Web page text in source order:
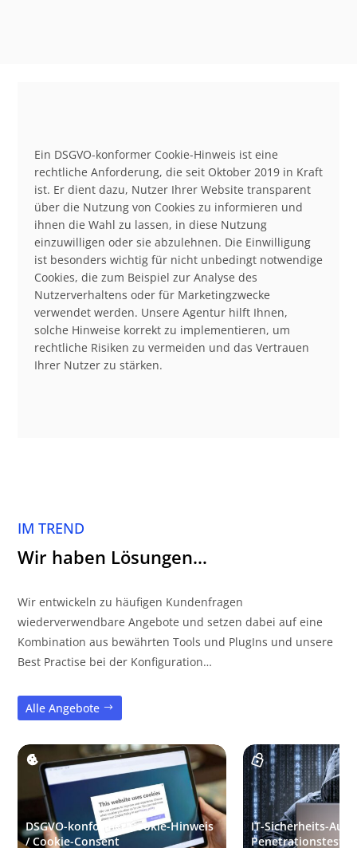
Ein DSGVO-konformer Cookie-Hinweis ist eine
rechtliche Anforderung, die seit Oktober 2019 in Kraft
ist. Er dient dazu, Nutzer Ihrer Website transparent
über die Nutzung von Cookies zu informieren und
ihnen die Wahl zu lassen, in diese Nutzung
einzuwilligen oder sie abzulehnen. Die Einwilligung
ist besonders wichtig für nicht unbedingt notwendige
Cookies, die zum Beispiel zur Analyse des
Nutzerverhaltens oder für Marketingzwecke
verwendet werden. Unsere Agentur hilft Ihnen,
solche Hinweise korrekt zu implementieren, um
rechtliche Risiken zu vermeiden und das Vertrauen
Ihrer Nutzer zu stärken.
IM TREND
Wir haben Lösungen…
Wir entwickeln zu häufigen Kundenfragen
wiederverwendbare Angebote und setzen dabei auf eine
Kombination aus bewährten Tools und PlugIns und unsere
Best Practise bei der Konfiguration…
Alle Angebote
DSGVO-konformer Cookie-Hinweis
/ Cookie-Consent
IT-Sicherheits-
Penetrationstest